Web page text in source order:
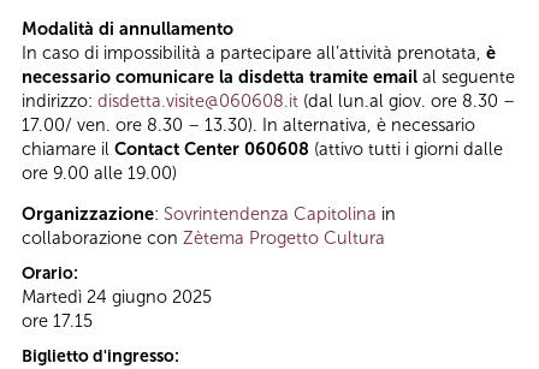
Modalità di annullamento
In caso di impossibilità a partecipare all’attività prenotata, è
necessario comunicare la disdetta tramite email al seguente
indirizzo: disdetta.visite@060608.it (dal lun.al giov. ore 8.30 –
17.00/ ven. ore 8.30 – 13.30). In alternativa, è necessario
chiamare il Contact Center 060608 (attivo tutti i giorni dalle
ore 9.00 alle 19.00)
Organizzazione: Sovrintendenza Capitolina in
collaborazione con Zètema Progetto Cultura
Orario:
Martedì 24 giugno 2025
ore 17.15
Biglietto d'ingresso: